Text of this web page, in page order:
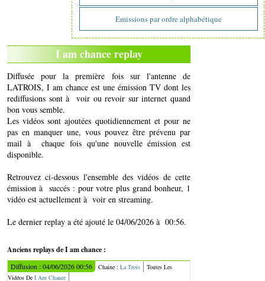
Emissions par ordre alphabétique
I am chance replay
Diffusée pour la première fois sur l'antenne de
LATROIS, I am chance est une émission TV dont les
rediffusions sont à voir ou revoir sur internet quand
bon vous semble.
Les vidéos sont ajoutées quotidiennement et pour ne
pas en manquer une, vous pouvez être prévenu par
mail à chaque fois qu'une nouvelle émission est
disponible.
Retrouvez ci-dessous l'ensemble des vidéos de cette
émission à succés : pour votre plus grand bonheur, 1
vidéo est actuellement à voir en streaming.
Le dernier replay a été ajouté le 04/06/2026 à 00:56.
Anciens replays de I am chance :
Diffusion : 04/06/2026 00:56 Chaine : La Trois
Toutes Les
Vidéos De I Am Chance